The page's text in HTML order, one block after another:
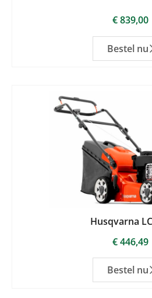
€839,00
Bestel nu
Husqvarna
€446,49
Bestel nu